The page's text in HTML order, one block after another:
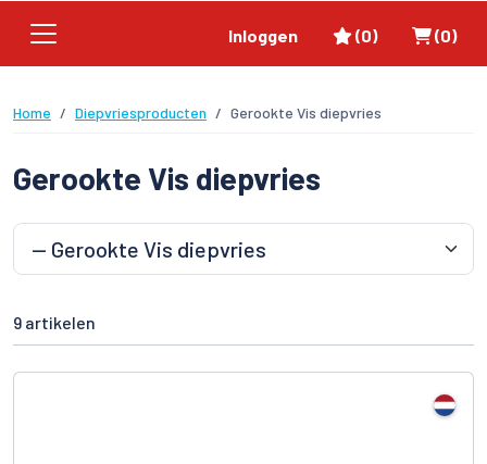
Inloggen Favorieten
(0) (0)
Home Diepvriesproducten Gerookte Vis diepvries
Gerookte Vis diepvries
9 artikelen